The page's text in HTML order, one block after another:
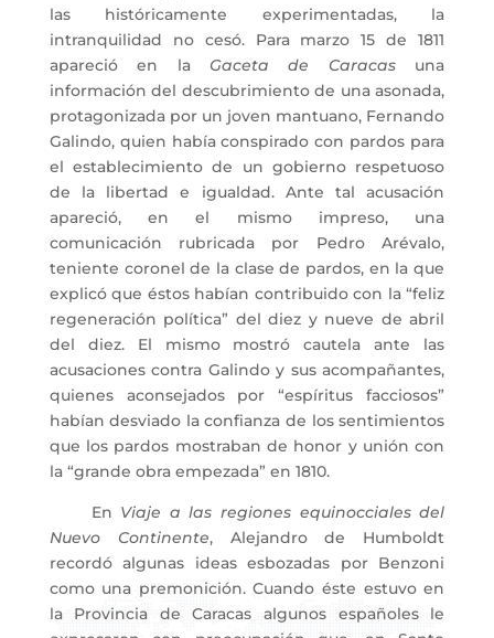
las históricamente experimentadas, la
intranquilidad no cesó. Para marzo 15 de 1811
apareció en la Gaceta de Caracasuna
información del descubrimiento de una asonada,
protagonizada por un joven mantuano, Fernando
Galindo, quien había conspirado con pardos para
el establecimiento de un gobierno respetuoso
de la libertad e igualdad. Ante tal acusación
apareció, en el mismo impreso, una
comunicación rubricada por Pedro Arévalo,
teniente coronel de la clase de pardos, en la que
explicó que éstos habían contribuido con la “feliz
regeneración política” del diez y nueve de abril
del diez. El mismo mostró cautela ante las
acusaciones contra Galindo y sus acompañantes,
quienes aconsejados por “espíritus facciosos”
habían desviado la confianza de los sentimientos
que los pardos mostraban de honor y unión con
la “grande obra empezada” en 1810.
En Viaje a las regiones equinocciales del
Nuevo Continente, Alejandro de Humboldt
recordó algunas ideas esbozadas por Benzoni
como una premonición. Cuando éste estuvo en
la Provincia de Caracas algunos españoles le